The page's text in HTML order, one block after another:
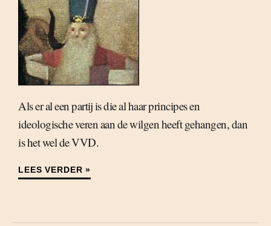
Als er al een partij is die al haar principes en
ideologische veren aan de wilgen heeft gehangen, dan
is het wel de VVD.
LEES VERDER »